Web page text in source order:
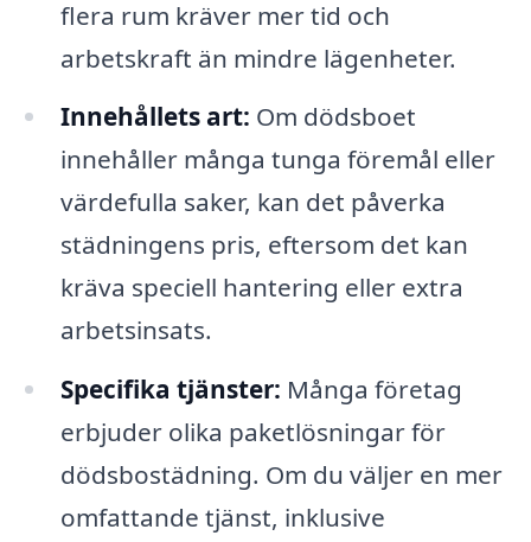
flera rum kräver mer tid och
arbetskraft än mindre lägenheter.
Innehållets art: Om dödsboet
innehåller många tunga föremål eller
värdefulla saker, kan det påverka
städningens pris, eftersom det kan
kräva speciell hantering eller extra
arbetsinsats.
Specifika tjänster: Många företag
erbjuder olika paketlösningar för
dödsbostädning. Om du väljer en mer
omfattande tjänst, inklusive